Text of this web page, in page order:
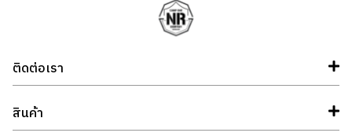
ติดต่อเรา
สินค้า